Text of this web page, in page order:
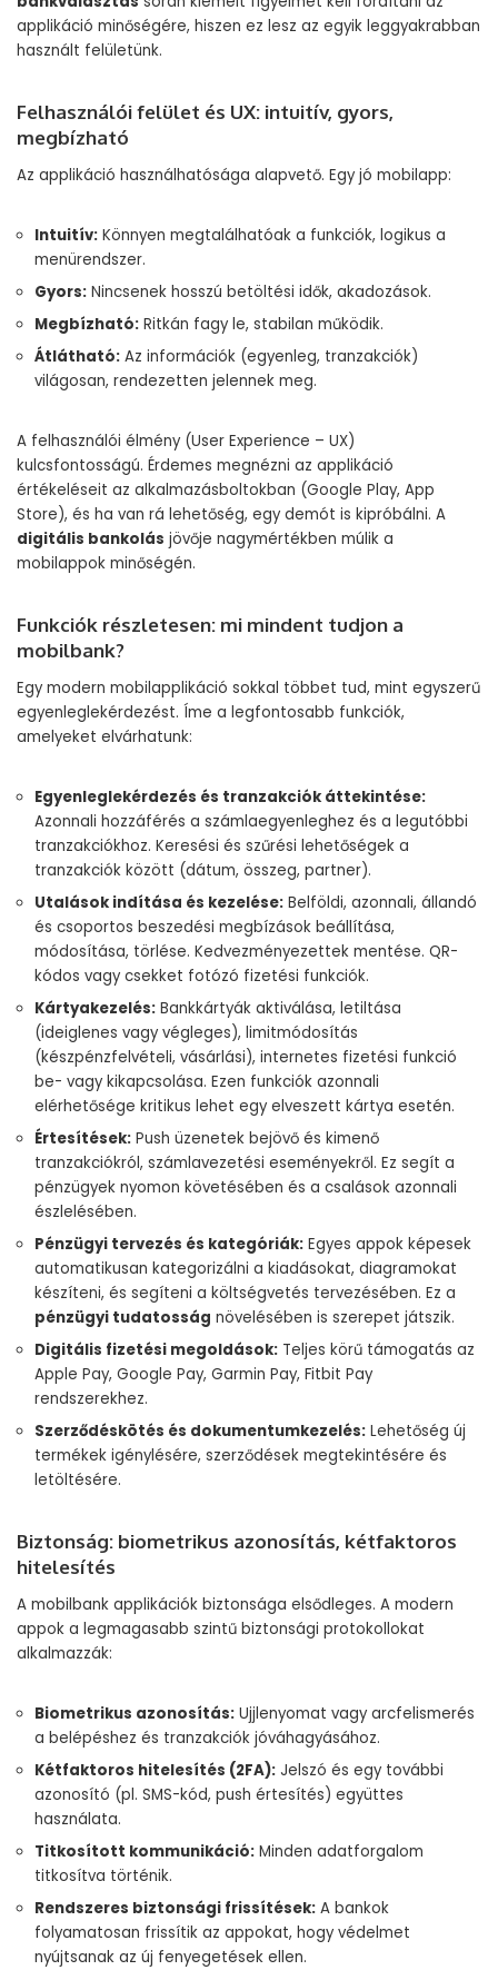
applikáció minőségére, hiszen ez lesz az egyik leggyakrabban
használt felületünk.
Felhasználói felület és UX: intuitív, gyors,
megbízható
Az applikáció használhatósága alapvető. Egy jó mobilapp:
Intuitív: Könnyen megtalálhatóak a funkciók, logikus a
menürendszer.
Gyors: Nincsenek hosszú betöltési idők, akadozások.
Megbízható: Ritkán fagy le, stabilan működik.
Átlátható: Az információk (egyenleg, tranzakciók)
világosan, rendezetten jelennek meg.
A felhasználói élmény (User Experience – UX)
kulcsfontosságú. Érdemes megnézni az applikáció
értékeléseit az alkalmazásboltokban (Google Play, App
Store), és ha van rá lehetőség, egy demót is kipróbálni. A
digitális bankolás jövője nagymértékben múlik a
mobilappok minőségén.
Funkciók részletesen: mi mindent tudjon a
mobilbank?
Egy modern mobilapplikáció sokkal többet tud, mint egyszerű
egyenleglekérdezést. Íme a legfontosabb funkciók,
amelyeket elvárhatunk:
Egyenleglekérdezés és tranzakciók áttekintése:
Azonnali hozzáférés a számlaegyenleghez és a legutóbbi
tranzakciókhoz. Keresési és szűrési lehetőségek a
tranzakciók között (dátum, összeg, partner).
Utalások indítása és kezelése: Belföldi, azonnali, állandó
és csoportos beszedési megbízások beállítása,
módosítása, törlése. Kedvezményezettek mentése. QR-
kódos vagy csekket fotózó fizetési funkciók.
Kártyakezelés: Bankkártyák aktiválása, letiltása
(ideiglenes vagy végleges), limitmódosítás
(készpénzfelvételi, vásárlási), internetes fizetési funkció
be- vagy kikapcsolása. Ezen funkciók azonnali
elérhetősége kritikus lehet egy elveszett kártya esetén.
Értesítések: Push üzenetek bejövő és kimenő
tranzakciókról, számlavezetési eseményekről. Ez segít a
pénzügyek nyomon követésében és a csalások azonnali
észlelésében.
Pénzügyi tervezés és kategóriák: Egyes appok képesek
automatikusan kategorizálni a kiadásokat, diagramokat
készíteni, és segíteni a költségvetés tervezésében. Ez a
pénzügyi tudatosság növelésében is szerepet játszik.
Digitális fizetési megoldások: Teljes körű támogatás az
Apple Pay, Google Pay, Garmin Pay, Fitbit Pay
rendszerekhez.
Szerződéskötés és dokumentumkezelés: Lehetőség új
termékek igénylésére, szerződések megtekintésére és
letöltésére.
Biztonság: biometrikus azonosítás, kétfaktoros
hitelesítés
A mobilbank applikációk biztonsága elsődleges. A modern
appok a legmagasabb szintű biztonsági protokollokat
alkalmazzák:
Biometrikus azonosítás: Ujjlenyomat vagy arcfelismerés
a belépéshez és tranzakciók jóváhagyásához.
Kétfaktoros hitelesítés (2FA): Jelszó és egy további
azonosító (pl. SMS-kód, push értesítés) együttes
használata.
Titkosított kommunikáció: Minden adatforgalom
titkosítva történik.
Rendszeres biztonsági frissítések: A bankok
folyamatosan frissítik az appokat, hogy védelmet
nyújtsanak az új fenyegetések ellen.